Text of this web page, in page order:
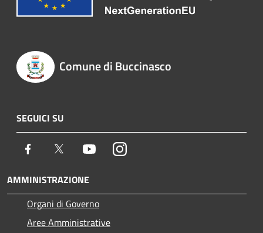
Comune di Buccinasco
SEGUICI SU
Facebook Twitter YoutubeInstagram
AMMINISTRAZIONE
Organi di Governo
Aree Amministrative